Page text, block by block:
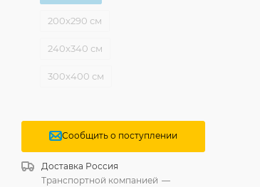
200x290 см
240x340 см
300x400 см
Сообщить о поступлении
Доставка Россия
Транспортной компанией —